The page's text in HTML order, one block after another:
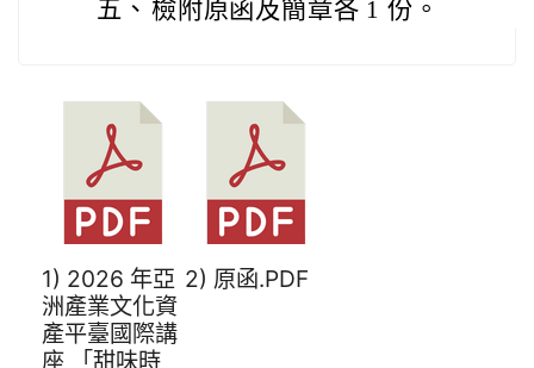
五、 檢附原函及簡章各 1 份。
1) 2026 年亞
洲產業文化資
產平臺國際講
座 「甜味時
2) 原函.PDF